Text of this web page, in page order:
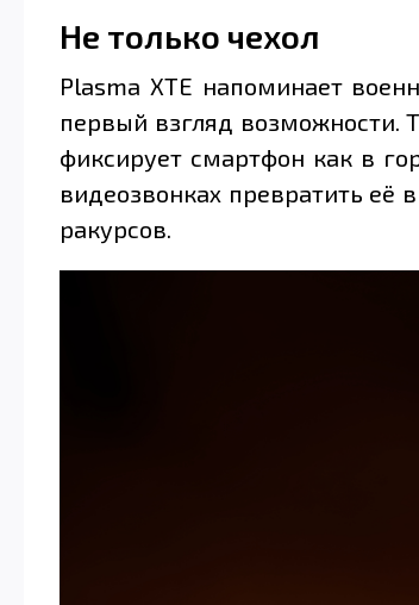
Не только чехол
Plasma XTE напоминает
первый взгляд возможности.
фиксирует смартфон как в
видеозвонках превратить её
ракурсов.